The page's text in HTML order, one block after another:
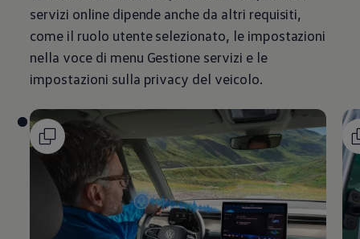
servizi online dipende anche da altri requisiti,
come il ruolo utente selezionato, le impostazioni
nella voce di menu Gestione servizi e le
impostazioni sulla privacy del veicolo.